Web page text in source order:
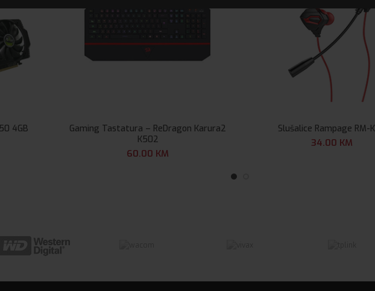
4GB
Gaming Tastatura – ReDragon Karura2
K502
60.00 KM
Slušalice Rampage RM-
34.00 KM